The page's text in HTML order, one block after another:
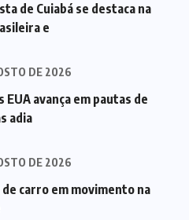
de Cuiabá se destaca na
e
DE 2026
EUA avança em pautas de
adia
DE 2026
de carro em movimento na